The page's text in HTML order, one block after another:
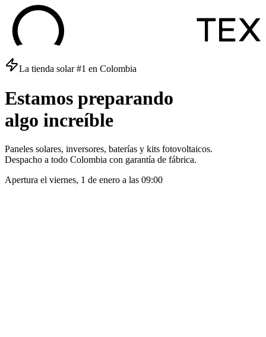
La tienda solar #1 en Colombia
Estamos preparando
algo increíble
Paneles solares, inversores, baterías y kits fotovoltaicos.
Despacho a todo Colombia con garantía de fábrica.
Apertura el viernes, 1 de enero a las 09:00